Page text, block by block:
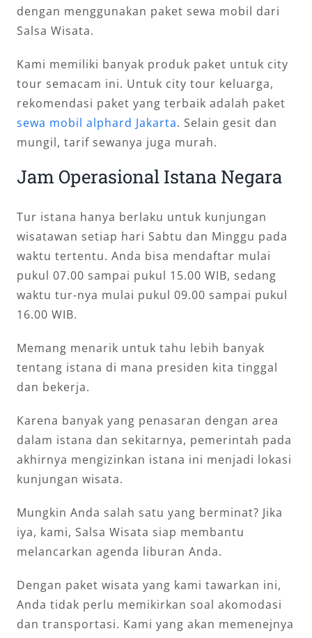
dengan menggunakan paket sewa mobil dari
Salsa Wisata.
Kami memiliki banyak produk paket untuk city
tour semacam ini. Untuk city tour keluarga,
rekomendasi paket yang terbaik adalah paket
sewa mobil alphard Jakarta. Selain gesit dan
mungil, tarif sewanya juga murah.
Jam Operasional Istana Negara
Tur istana hanya berlaku untuk kunjungan
wisatawan setiap hari Sabtu dan Minggu pada
waktu tertentu. Anda bisa mendaftar mulai
pukul 07.00 sampai pukul 15.00 WIB, sedang
waktu tur-nya mulai pukul 09.00 sampai pukul
16.00 WIB.
Memang menarik untuk tahu lebih banyak
tentang istana di mana presiden kita tinggal
dan bekerja.
Karena banyak yang penasaran dengan area
dalam istana dan sekitarnya, pemerintah pada
akhirnya mengizinkan istana ini menjadi lokasi
kunjungan wisata.
Mungkin Anda salah satu yang berminat? Jika
iya, kami, Salsa Wisata siap membantu
melancarkan agenda liburan Anda.
Dengan paket wisata yang kami tawarkan ini,
Anda tidak perlu memikirkan soal akomodasi
dan transportasi. Kami yang akan memenejnya